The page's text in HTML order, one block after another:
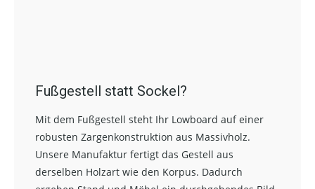
Fußgestell statt Sockel?
Mit dem Fußgestell steht Ihr Lowboard auf einer
robusten Zargenkonstruktion aus Massivholz.
Unsere Manufaktur fertigt das Gestell aus
derselben Holzart wie den Korpus. Dadurch